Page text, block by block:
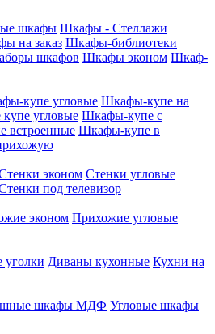
шкафы Шкафы - Стеллажи
на заказ Шкафы-библиотеки
шкафов Шкафы эконом Шкаф-
купе угловые Шкафы-купе на
угловые Шкафы-купе с
встроенные Шкафы-купе в
эконом Стенки угловые
под телевизор
эконом Прихожие угловые
уголки Диваны кухонные Кухни на
шкафы МДФ Угловые шкафы